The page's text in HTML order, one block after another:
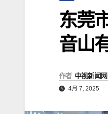
东莞
音山
作者 中视新闻网
4月 7, 2025